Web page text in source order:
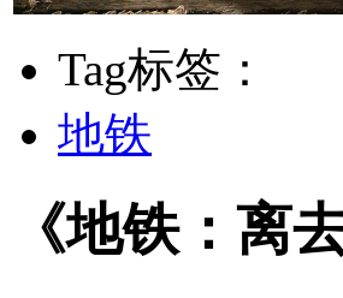
Tag标签：
地铁
《地铁：离